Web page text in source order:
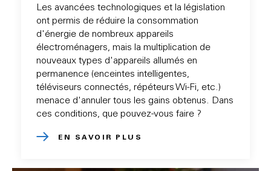
Les avancées technologiques et la législation
ont permis de réduire la consommation
d'énergie de nombreux appareils
électroménagers, mais la multiplication de
nouveaux types d'appareils allumés en
permanence (enceintes intelligentes,
téléviseurs connectés, répéteurs Wi-Fi, etc.)
menace d'annuler tous les gains obtenus. Dans
ces conditions, que pouvez-vous faire ?
EN SAVOIR PLUS